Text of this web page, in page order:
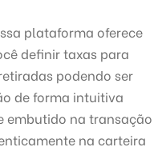
plataforma oferece
definir taxas para
podendo ser
de forma intuitiva
embutido na transação
na carteira